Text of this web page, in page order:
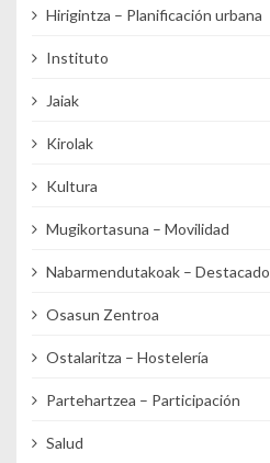
Hirigintza – Planificación urbana
Instituto
Jaiak
Kirolak
Kultura
Mugikortasuna – Movilidad
Nabarmendutakoak – Destacado
Osasun Zentroa
Ostalaritza – Hostelería
Partehartzea – Participación
Salud